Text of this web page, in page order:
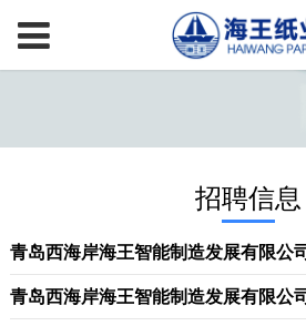
招聘信息